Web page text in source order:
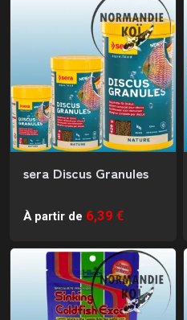
sera Discus Granules
À partir de 6,39 €